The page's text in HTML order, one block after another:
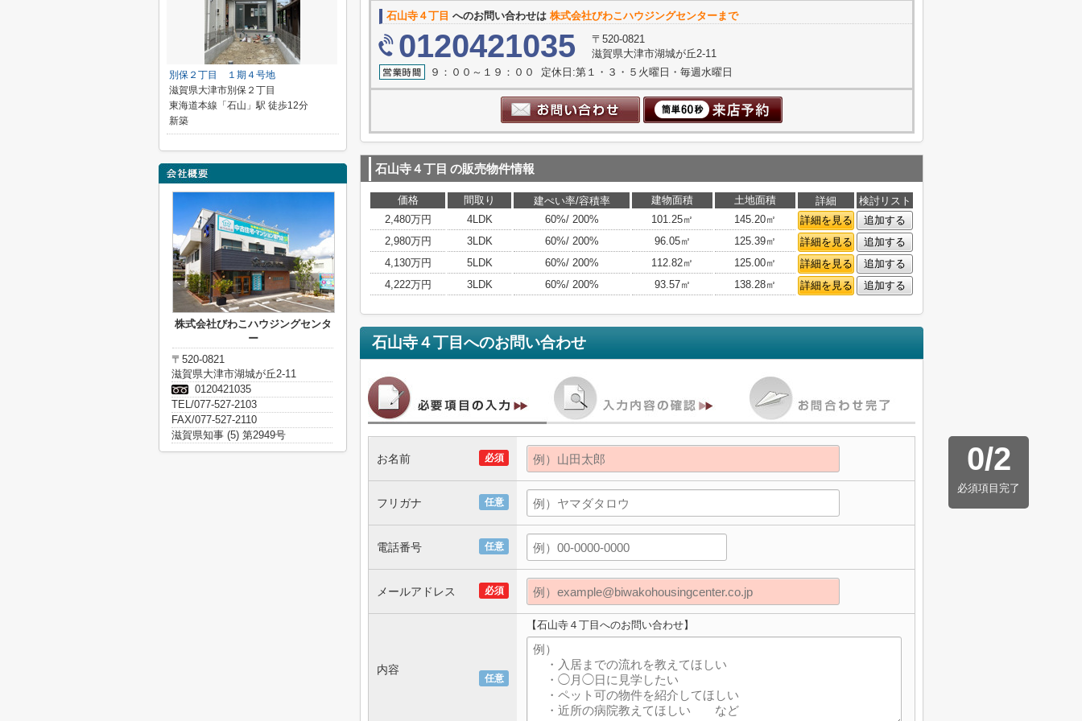
石山寺４丁目 へのお問い合わせは 株式会社びわこハウジングセンターまで
0120421035
〒520-0821
滋賀県大津市湖城が丘2-11
９：００～１９：００ 定休日:第１・３・５火曜日・毎週水曜日
石山寺４丁目 の販売物件情報
価格 間取り 建ぺい率/容積率 建物面積 土地面積 詳細
検討リスト
2,480万円
4LDK 60%/ 200% 101.25㎡ 145.20㎡ 詳細を見る
追加する
2,980万円
3LDK 60%/ 200% 96.05㎡ 125.39㎡ 詳細を見る
追加する
4,130万円
5LDK 60%/ 200% 112.82㎡ 125.00㎡ 詳細を見る
追加する
4,222万円
3LDK 60%/ 200% 93.57㎡ 138.28㎡ 詳細を見る 追加する
石山寺４丁目 へのお問い合わせ
0/2
必須項目完了
必須
お名前
任意
フリガナ
任意
電話番号
必須
メールアドレス
任意
内容
【石山寺４丁目へのお問い合わせ】
別保２丁目 １期４号地
滋賀県大津市別保２丁目
東海道本線「石山」駅 徒歩12分
新築
株式会社びわこハウジングセンタ
ー
〒520-0821
滋賀県大津市湖城が丘2-11
0120421035
TEL/077-527-2103
FAX/077-527-2110
滋賀県知事 (5) 第2949号